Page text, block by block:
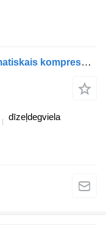
Mercedes-Benz 0009099965 pneimatiskais kompresors paredzēts Mercedes-Benz Actros MP4 Antos Arocs (2012-) kravas automašīnas
dīzeļdegviela